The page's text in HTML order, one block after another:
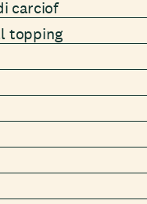
carciof
topping